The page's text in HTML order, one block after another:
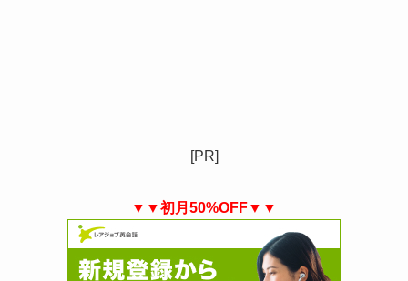
[PR]
▼▼初月50%OFF▼▼